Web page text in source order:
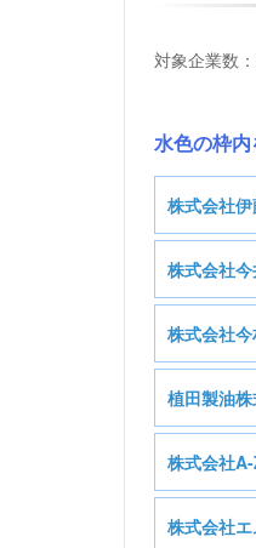
対象企業数
水色の枠
株式会社
基本
業
株式会社
基本
業
株式会社
基本
植田製油
株式会社
株式会社